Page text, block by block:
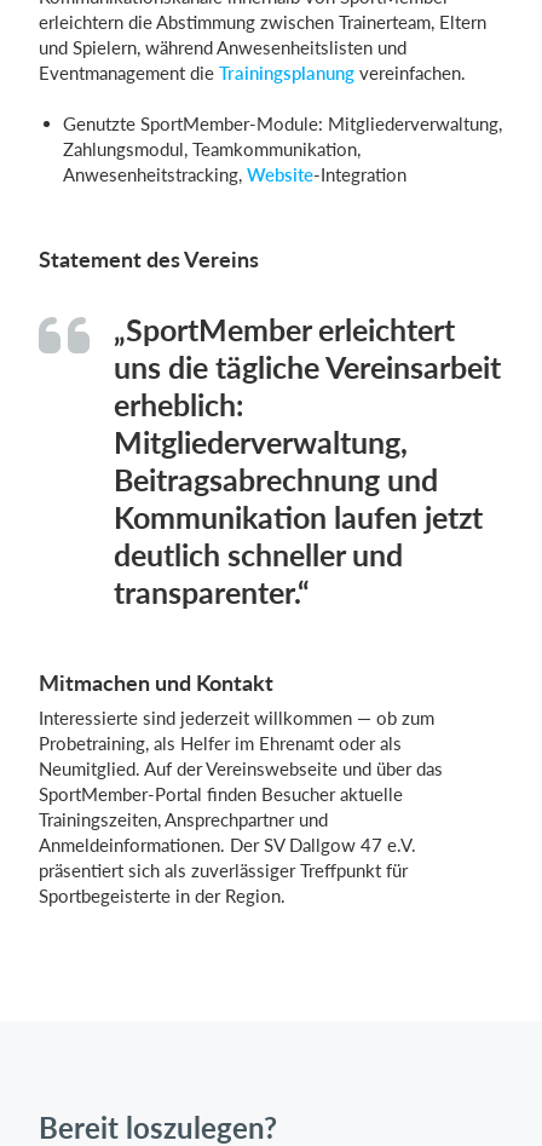
erleichtern die Abstimmung zwischen Trainerteam, Eltern
und Spielern, während Anwesenheitslisten und
Eventmanagement die Trainingsplanung vereinfachen.
Genutzte SportMember-Module: Mitgliederverwaltung,
Zahlungsmodul, Teamkommunikation,
Anwesenheitstracking, Website-Integration
Statement des Vereins
„SportMember erleichtert
uns die tägliche Vereinsarbeit
erheblich:
Mitgliederverwaltung,
Beitragsabrechnung und
Kommunikation laufen jetzt
deutlich schneller und
transparenter.“
Mitmachen und Kontakt
Interessierte sind jederzeit willkommen — ob zum
Probetraining, als Helfer im Ehrenamt oder als
Neumitglied. Auf der Vereinswebseite und über das
SportMember-Portal finden Besucher aktuelle
Trainingszeiten, Ansprechpartner und
Anmeldeinformationen. Der SV Dallgow 47 e.V.
präsentiert sich als zuverlässiger Treffpunkt für
Sportbegeisterte in der Region.
Bereit loszulegen?